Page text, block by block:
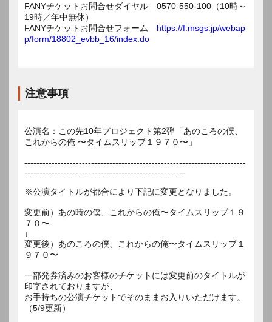
FANYチケットお問合せダイヤル 0570-550-100（10時～
19時／年中無休）
FANYチケットお問合せフォーム https://f.msgs.jp/webap
p/form/18802_evbb_16/index.do
注意事項
公演名：この先10年プロジェクト第2弾「あのころの僕、
これからの俺 〜タイムスリップ１９７０〜」
-------------------------------------------------------------------------
-----------------------------------------------------
※公演タイトルが都合により下記に変更となりました。
変更前）あの時の僕、これからの俺〜タイムスリップ１９
７０〜
↓
変更後）あのころの僕、これからの俺〜タイムスリップ１
９７０〜
一部発券済みのお客様のチケットには変更前のタイトルが
印字されておりますが、
お手持ちの公演チケットでそのままお入りいただけます。
（5/9更新）